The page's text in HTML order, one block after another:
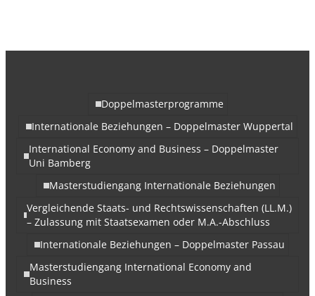
Doppelmasterprogramme
Internationale Beziehungen – Doppelmaster Wuppertal
International Economy and Business – Doppelmaster
Uni Bamberg
Masterstudiengang Internationale Beziehungen
Vergleichende Staats- und Rechtswissenschaften (LL.M.)
– Zulassung mit Staatsexamen oder M.A.-Abschluss
Internationale Beziehungen – Doppelmaster Passau
Masterstudiengang International Economy and
Business